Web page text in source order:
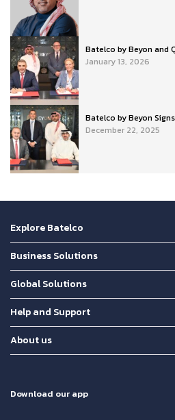
Batelco by Beyon and
January 13, 2026
Batelco by Beyon
December 22, 2025
Explore Batelco
Business Solutions
Global Solutions
Help and Support
About us
Download our app